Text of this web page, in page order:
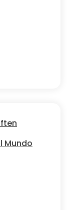
Mundo